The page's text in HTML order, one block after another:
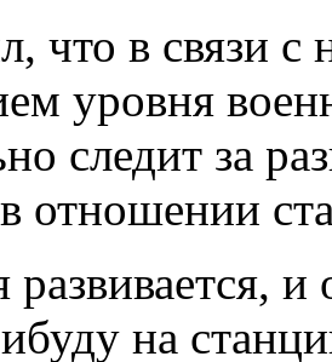
что в связи
уровня
следит за
отношении
на